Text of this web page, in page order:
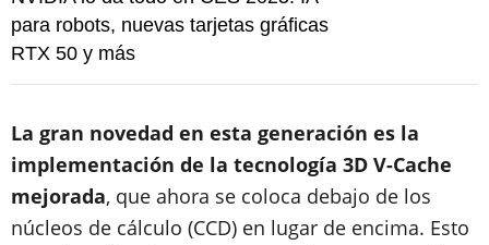
para robots, nuevas tarjetas gráficas
RTX 50 y más
La gran novedad en esta generación es la
implementación de la tecnología 3D V-Cache
mejorada, que ahora se coloca debajo de los
núcleos de cálculo (CCD) en lugar de encima. Esto